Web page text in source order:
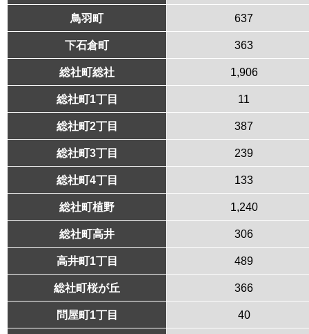
鳥羽町 637
下石倉町 363
総社町総社 1,906
総社町1丁目 11
総社町2丁目 387
総社町3丁目 239
総社町4丁目 133
総社町植野 1,240
総社町高井 306
高井町1丁目 489
総社町桜が丘 366
問屋町1丁目 40